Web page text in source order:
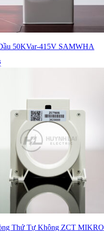
50KVar-415V SAMWHA
Thứ Tự Không ZCT MIKRO